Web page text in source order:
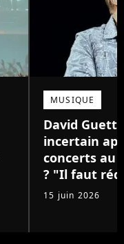
MUSIQUE
David
incertain
concerts au
? "Il faut
15 juin 2026